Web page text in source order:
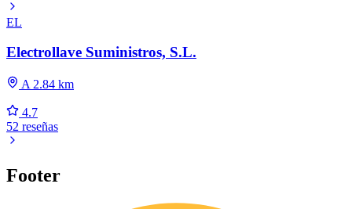
EL
Electrollave Suministros, S.L.
A 2.84 km
4.7
52 reseñas
Footer